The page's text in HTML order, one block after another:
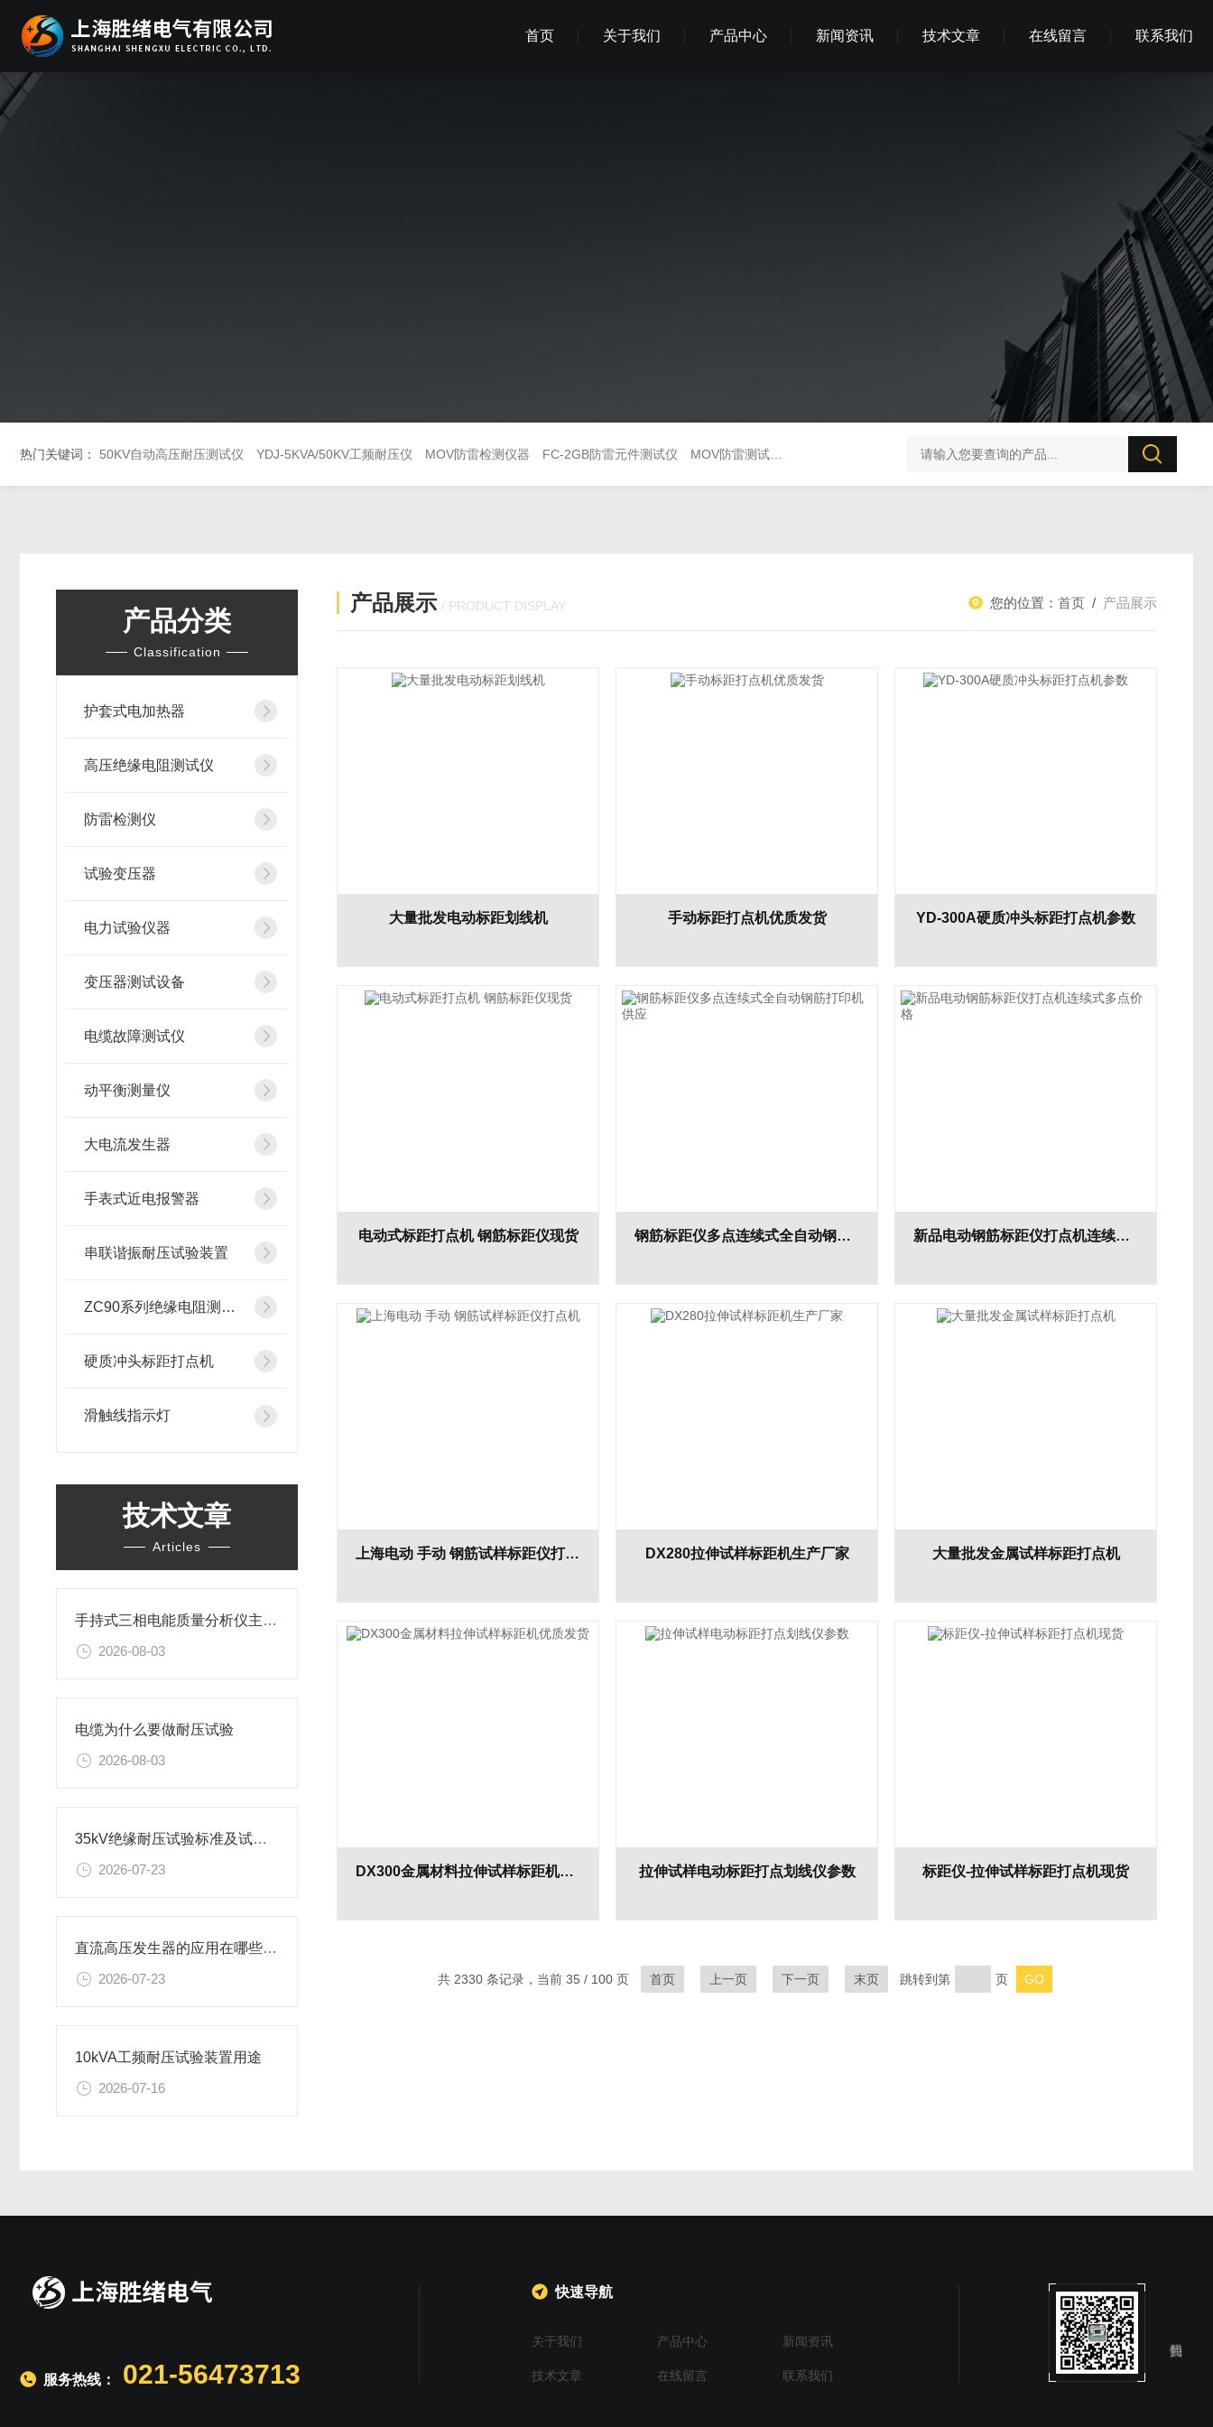
首页 关于我们 产品中心 新闻资讯 技术文章 在线留言 联系我们
热门关键词： 50KV自动高压耐压测试仪 YDJ-5KVA/50KV工频耐压仪 MOV防雷检测仪器 FC-2GB防雷元件测试仪 MOV防雷测试仪 避雷器巡检仪 UT506B 防雷元件测试仪
产品分类
Classification
护套式电加热器
高压绝缘电阻测试仪
防雷检测仪
试验变压器
电力试验仪器
变压器测试设备
电缆故障测试仪
动平衡测量仪
大电流发生器
手表式近电报警器
串联谐振耐压试验装置
ZC90系列绝缘电阻测试仪
硬质冲头标距打点机
滑触线指示灯
技术文章
Articles
手持式三相电能质量分析仪主要特性
2026-08-03
电缆为什么要做耐压试验
2026-08-03
35kV绝缘耐压试验标准及试验方案
2026-07-23
直流高压发生器的应用在哪些行业
2026-07-23
10kVA工频耐压试验装置用途
2026-07-16
产品展示 / PRODUCT DISPLAY 您的位置： 首页 / 产品展示
大量批发电动标距划线机 手动标距打点机优质发货 YD-300A硬质冲头标距打点机参数
电动式标距打点机 钢筋标距仪现货 钢筋标距仪多点连续式全自动钢筋打印机供应 新品电动钢筋标距仪打点机连续式多点价格
上海电动 手动 钢筋试样标距仪打点机 DX280拉伸试样标距机生产厂家 大量批发金属试样标距打点机
DX300金属材料拉伸试样标距机优质发货 拉伸试样电动标距打点划线仪参数 标距仪-拉伸试样标距打点机现货
共 2330 条记录，当前 35 / 100 页 首页 上一页 下一页 末页 跳转到第 页
服务热线： 021-56473713
快速导航
关于我们 产品中心 新闻资讯
技术文章 在线留言 联系我们